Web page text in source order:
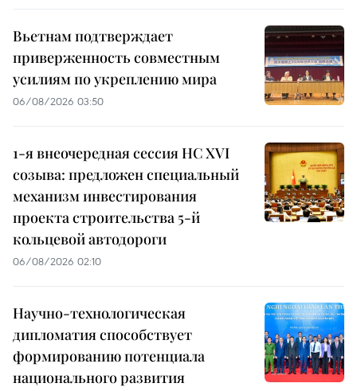
Вьетнам подтверждает
приверженность совместным
усилиям по укреплению мира
06/08/2026 03:50
1-я внеочередная сессия НС XVI
созыва: предложен специальный
механизм инвестирования
проекта строительства 5-й
кольцевой автодороги
06/08/2026 02:10
Научно-технологическая
дипломатия способствует
формированию потенциала
национального развития